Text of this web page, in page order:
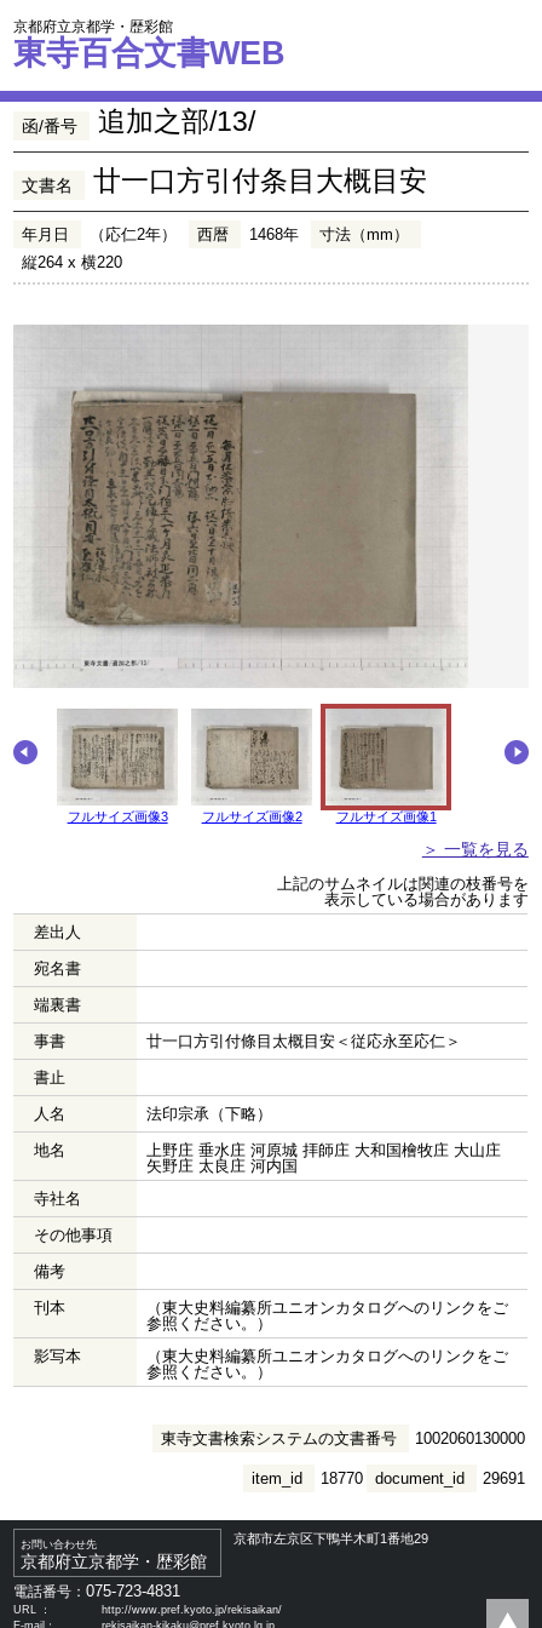
京都府立京都学・歴彩館
東寺百合文書WEB
函/番号 追加之部/13/
文書名 廿一口方引付条目大概目安
年月日 （応仁2年） 西暦 1468年
寸法（mm）
縦264 x 横220
フルサイズ画像3 フルサイズ画像2 フルサイズ画像1
＞ 一覧を見る
上記のサムネイルは関連の枝番号を
表示している場合があります
差出人
宛名書
端裏書
事書
廿一口方引付條目太概目安＜従応永至応仁＞
書止
人名
法印宗承（下略）
地名
上野庄 垂水庄 河原城 拝師庄 大和国檜牧庄 大山庄
矢野庄 太良庄 河内国
寺社名
その他事項
備考
刊本
（東大史料編纂所ユニオンカタログへのリンクをご
参照ください。）
影写本
（東大史料編纂所ユニオンカタログへのリンクをご
参照ください。）
東寺文書検索システムの文書番号 1002060130000
document_id 29691
item_id 18770
お問い合わせ先
京都府立京都学・歴彩館
京都市左京区下鴨半木町1番地29
電話番号：075-723-4831
URL ：
http://www.pref.kyoto.jp/rekisaikan/
E-mail：
rekisaikan-kikaku@pref.kyoto.lg.jp